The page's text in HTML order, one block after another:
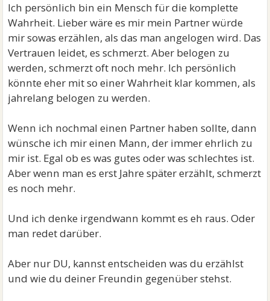
Ich persönlich bin ein Mensch für die komplette
Wahrheit. Lieber wäre es mir mein Partner würde
mir sowas erzählen, als das man angelogen wird. Das
Vertrauen leidet, es schmerzt. Aber belogen zu
werden, schmerzt oft noch mehr. Ich persönlich
könnte eher mit so einer Wahrheit klar kommen, als
jahrelang belogen zu werden.
Wenn ich nochmal einen Partner haben sollte, dann
wünsche ich mir einen Mann, der immer ehrlich zu
mir ist. Egal ob es was gutes oder was schlechtes ist.
Aber wenn man es erst Jahre später erzählt, schmerzt
es noch mehr.
Und ich denke irgendwann kommt es eh raus. Oder
man redet darüber.
Aber nur DU, kannst entscheiden was du erzählst
und wie du deiner Freundin gegenüber stehst.